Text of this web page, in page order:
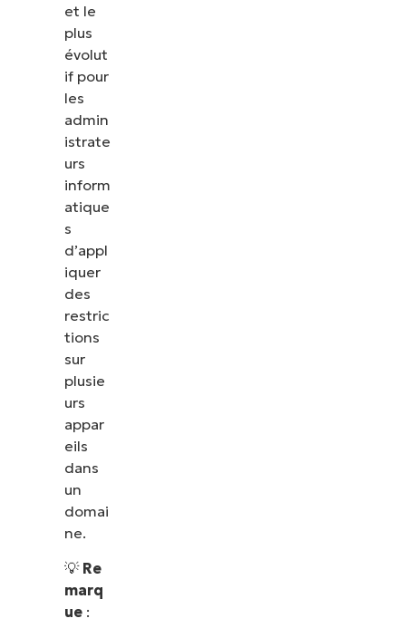
et le
plus
évolut
if pour
les
admin
istrate
urs
inform
atique
s
d’appl
iquer
des
restric
tions
sur
plusie
urs
appar
eils
dans
un
domai
ne.
💡 Re
marq
ue :